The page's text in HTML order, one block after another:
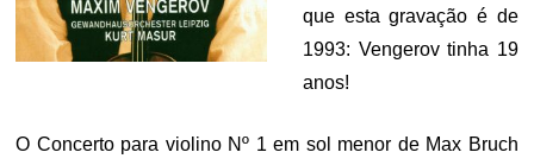
que esta gravação é de
1993: Vengerov tinha 19
anos!
O Concerto para violino Nº 1 em sol menor de Max Bruch